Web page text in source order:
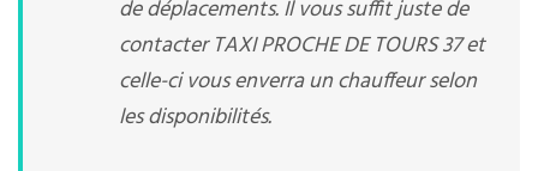
de déplacements. Il vous suffit juste de
contacter TAXI PROCHE DE TOURS 37 et
celle-ci vous enverra un chauffeur selon
les disponibilités.